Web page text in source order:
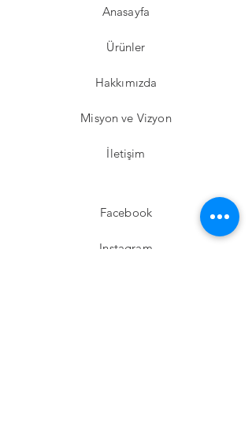
Anasayfa
Ürünler
Hakkımızda
Misyon ve Vizyon
İletişim
Facebook
Instagram